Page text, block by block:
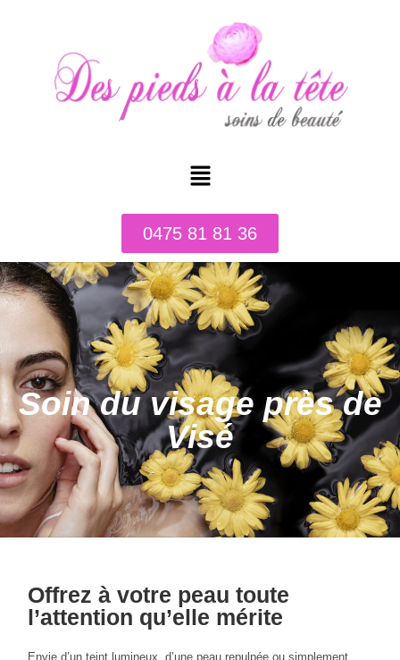
0475 81 81 36
Soin du visage près de
Visé
Offrez à votre peau toute
l’attention qu’elle mérite
Envie d’un teint lumineux, d’une peau repulpée ou simplement